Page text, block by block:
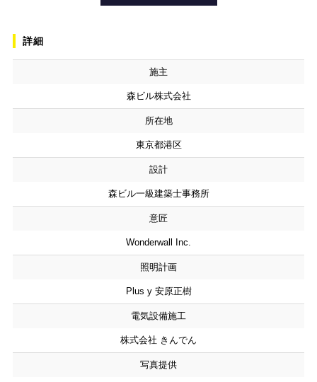
詳細
施主
森ビル株式会社
所在地
東京都港区
設計
森ビル一級建築士事務所
意匠
Wonderwall Inc.
照明計画
Plus y 安原正樹
電気設備施工
株式会社 きんでん
写真提供